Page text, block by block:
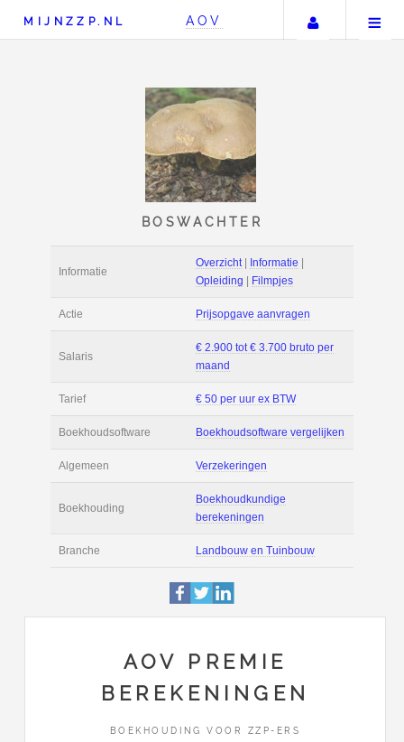
MIJNZZP.NL AOV Uw
BOSWACHTER
Actie Prijsopgave
€ 2.900 tot € 3.700
maand
Tarief € 50 per uur ex
Boekhoudsoftware
Boekhouding
Boekhoudkundige
AOV PREMIE
BEREKENINGEN
BOEKHOUDING VOOR ZZP-ERS